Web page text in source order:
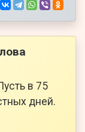
в 75
дней.